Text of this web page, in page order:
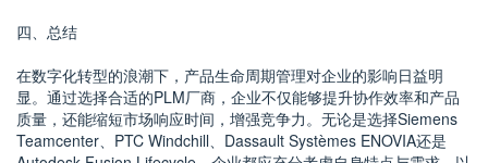
四、总结
在数字化转型的浪潮下，产品生命周期管理对企业的影响日益明
显。通过选择合适的PLM厂商，企业不仅能够提升协作效率和产品
质量，还能缩短市场响应时间，增强竞争力。无论是选择Siemens
Teamcenter、PTC Windchill、Dassault Systèmes ENOVIA还是